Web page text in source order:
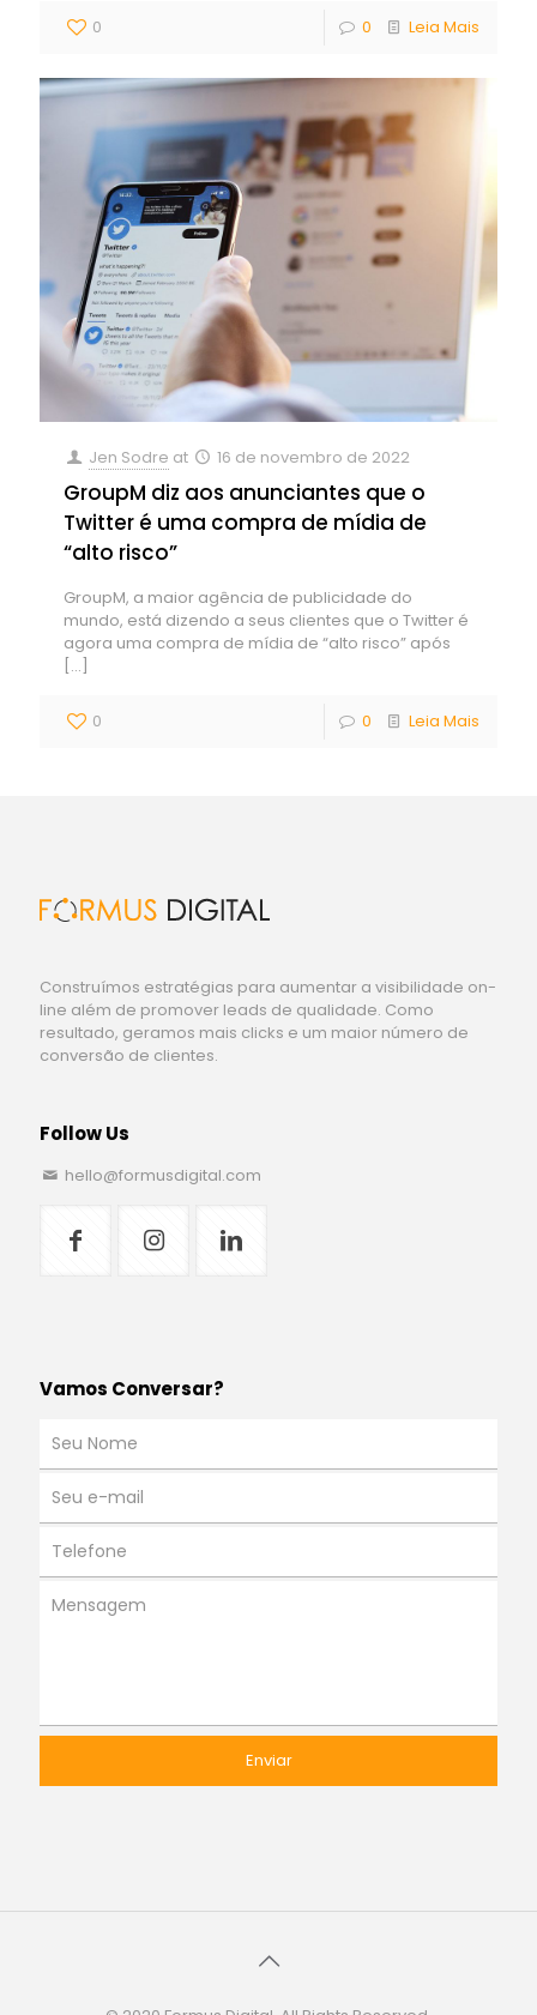
0 0 Leia Mais
Jen Sodre at 16 de novembro de 2022
GroupM diz aos anunciantes que o
Twitter é uma compra de mídia de
“alto risco”
GroupM, a maior agência de publicidade do
mundo, está dizendo a seus clientes que o Twitter é
agora uma compra de mídia de “alto risco” após
[…]
0 0 Leia Mais
Construímos estratégias para aumentar a visibilidade on-
line além de promover leads de qualidade. Como
resultado, geramos mais clicks e um maior número de
conversão de clientes.
Follow Us
hello@formusdigital.com
Vamos Conversar?